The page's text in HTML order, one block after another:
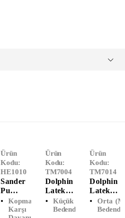
Ürün
Kodu:
HE1010
Sander
Pu
Montaj
Eldiveni
Kopmaya
Karşı
Ürün
Kodu:
TM7004
Dolphin
Lateks
Pudrasız
Muayen
Küçük (S)
Bedendir
Ürün
Kodu:
TM7014
Dolphin
Lateks
Pudralı
Muayen
Orta